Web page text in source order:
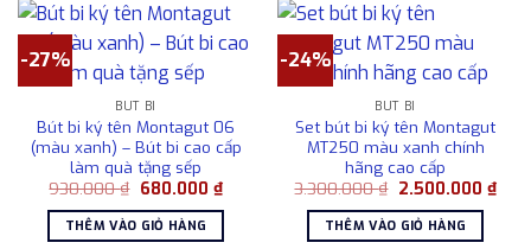
-27%
BÚT BI
Bút bi ký tên Montagut 06
(màu xanh) – Bút bi cao cấp
làm quà tặng sếp
930.000₫ Giá
là:
930.000 ₫.
680.000 ₫Giá
hiện
tại
THÊM VÀO GIỎ HÀNG
-24%
BÚT BI
Set bút bi ký tên Montagut
MT250 màu xanh chính
hãng cao cấp
3.300.000₫ Giá
là:
3.300.000 ₫.
2.500.000 ₫Giá
hiện
THÊM VÀO GIỎ HÀNG